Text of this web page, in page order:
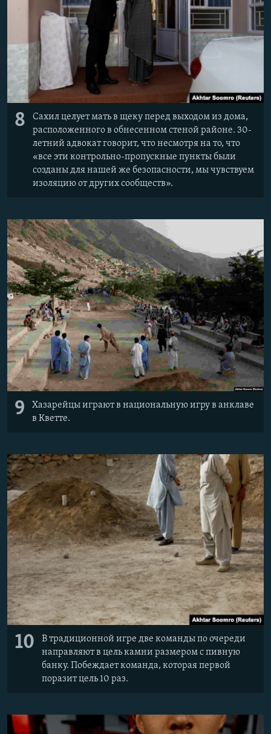
8
Сахил целует мать в щеку перед выходом из дома,
расположенного в обнесенном стеной районе. 30-
летний адвокат говорит, что несмотря на то, что
«все эти контрольно-пропускные пункты были
созданы для нашей же безопасности, мы чувствуем
изоляцию от других сообществ».
9
Хазарейцы играют в национальную игру в анклаве
в Кветте.
10
В традиционной игре две команды по очереди
направляют в цель камни размером с пивную
банку. Побеждает команда, которая первой
поразит цель 10 раз.